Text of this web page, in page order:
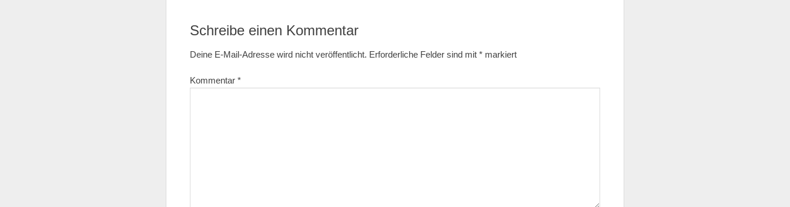
Schreibe einen Kommentar
Deine E-Mail-Adresse wird nicht veröffentlicht. Erforderliche Felder sind mit * markiert
Kommentar *